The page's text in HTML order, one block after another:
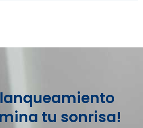
tu sonrisa!